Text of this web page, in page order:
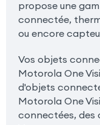
propose une
connectée,
ou encore
Vos objets
Motorola One
d'objets
Motorola One
connectées, des